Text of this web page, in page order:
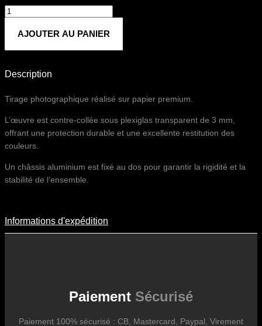
quantité
Untitled
709
AJOUTER AU PANIER
Description
Tirage photographique réalisé sur papier premium.
L’œuvre est contre-collée sous plexiglas transparent de 3 mm,
offrant une protection durable et une excellente restitution des
couleurs.
Un châssis aluminium est fixé au dos pour garantir la rigidité et la
stabilité de l’ensemble.
Informations D'expédition
des fluctuations tarifaires des transporteurs internationaux.
Informations d'expédition
Paiement Sécurisé
Paiement 100% sécurisé : CB, Mastercard, Paypal, Virement